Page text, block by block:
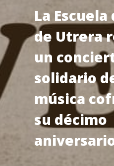
La Escuela
de Utrera
un
solidario
música
su décimo